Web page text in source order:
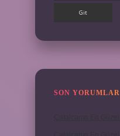
SON YORUMLAR